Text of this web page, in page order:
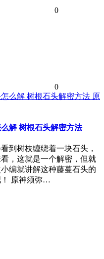
0
0
原
解 树根石头解密方法
到树枝缠绕着一块石头，
，这就是一个解密，但就
编就讲解这种藤蔓石头的
！ 原神须弥…